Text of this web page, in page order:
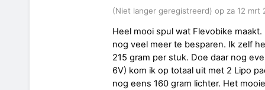
(Niet langer geregistreerd) op za 12 mrt
Heel mooi spul wat Flevobike
nog veel meer te besparen. Ik zelf
215 gram per stuk. Doe daar nog
6V) kom ik op totaal uit met 2 Lipo
nog eens 160 gram lichter. Het